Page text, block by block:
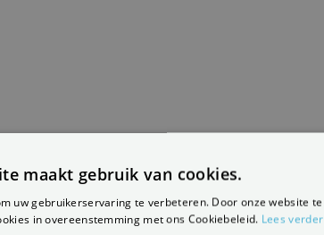
maakt gebruik van cookies.
uw gebruikerservaring te verbeteren. Door onze website te
in overeenstemming met ons Cookiebeleid. Lees verder